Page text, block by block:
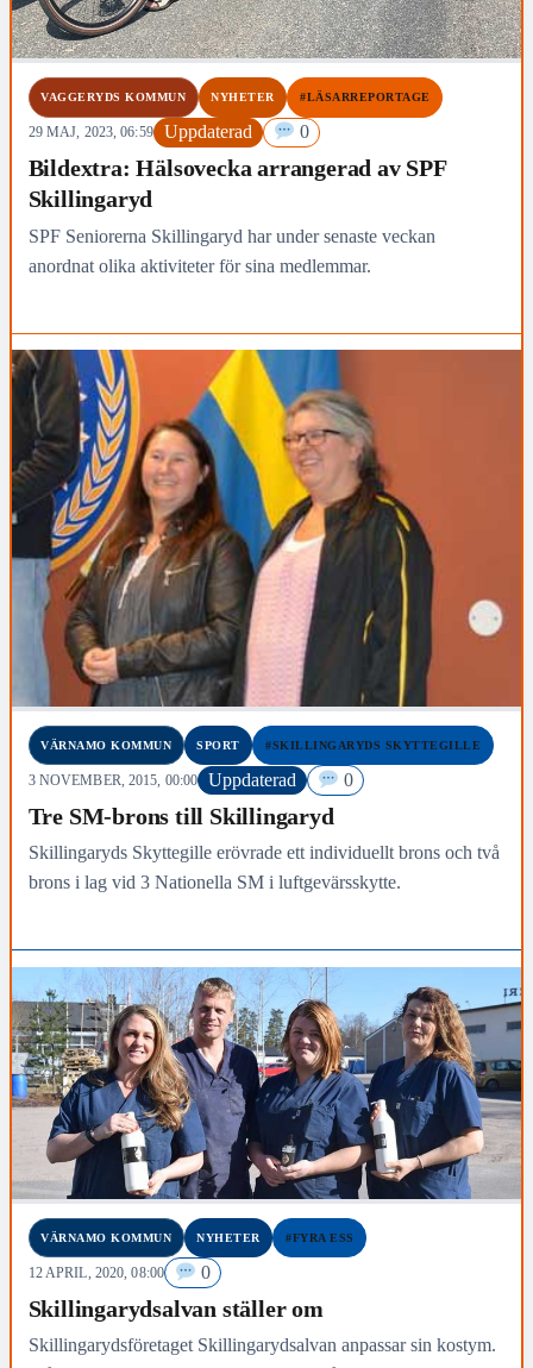
VAGGERYDS KOMMUN NYHETER #LÄSARREPORTAGE
29 MAJ, 2023, 06:59 Uppdaterad 0
Bildextra: Hälsovecka arrangerad av SPF
Skillingaryd
SPF Seniorerna Skillingaryd har under senaste veckan
anordnat olika aktiviteter för sina medlemmar.
VÄRNAMO KOMMUN SPORT #SKILLINGARYDS SKYTTEGILLE
3 NOVEMBER, 2015, 00:00 Uppdaterad 0
Tre SM-brons till Skillingaryd
Skillingaryds Skyttegille erövrade ett individuellt brons och två
brons i lag vid 3 Nationella SM i luftgevärsskytte.
VÄRNAMO KOMMUN NYHETER #FYRA ESS
12 APRIL, 2020, 08:00 0
Skillingarydsalvan ställer om
Skillingarydsföretaget Skillingarydsalvan anpassar sin kostym.